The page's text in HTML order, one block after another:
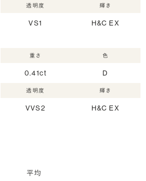
透明度
VS1
輝き
H&C EX
重さ
0.41ct
色
D
透明度
VVS2
輝き
H&C EX
平均